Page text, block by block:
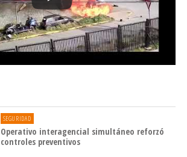
SEGURIDAD
Operativo interagencial simultáneo reforzó
controles preventivos